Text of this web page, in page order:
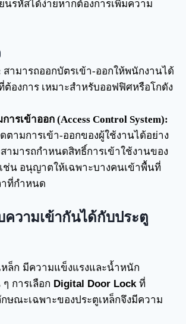
นรหัสได้ง่ายหากต้องการเพิ่มความ
สามารถออกบัตรเข้า-ออกให้พนักงานได้
องการ เหมาะสำหรับออฟฟิศหรือโกดัง
ารเข้าออก (Access Control System):
ามการเข้า-ออกของผู้ใช้งานได้อย่าง
สามารถกำหนดสิทธิ์การเข้าใช้งานของ
ช่น อนุญาตให้เฉพาะบางคนเข้าพื้นที่
ที่กำหนด
ความเข้ากันได้กับประตู
หล็ก มีความแข็งแรงและน้ำหนัก
การเลือก Digital Door Lock ที่
ษณะเฉพาะของประตูเหล็กจึงมีความ